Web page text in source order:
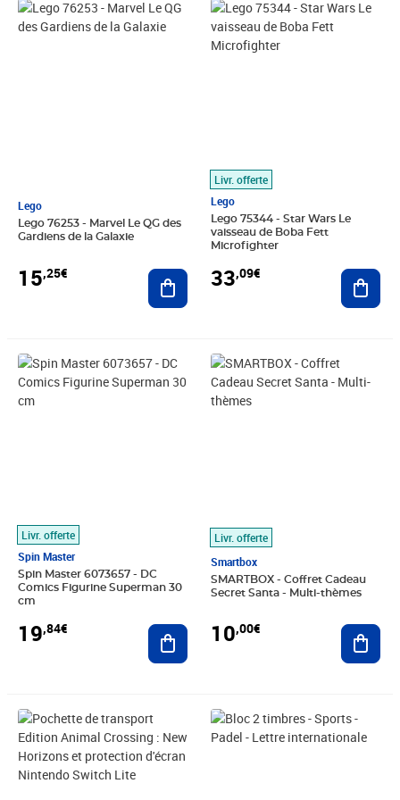
Lego
Lego 76253 - Marvel Le QG des
Gardiens de la Galaxie
15,25€
Prix 15,25€
Ajouter au panier
Livr. offerte
Lego
Lego 75344 - Star Wars Le
vaisseau de Boba Fett
Microfighter
33,09€
Prix 33,09€
Livr. offerte
Spin Master
Spin Master 6073657 - DC
Comics Figurine Superman 30
cm
19,84€
Prix 19,84€
Ajouter au panier
Livr. offerte
Smartbox
SMARTBOX - Coffret Cadeau
Secret Santa - Multi-thèmes
10,00€
Prix 10,00€
Prix barré 37,99€
Prix 16,29€ Prix 4,20€